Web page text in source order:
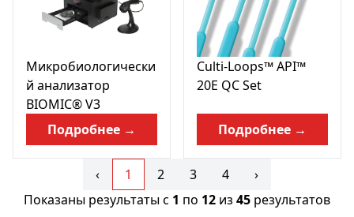
Микробиологически
й анализатор
BIOMIC® V3
Подробнее →
Culti-Loops™ API™
20E QC Set
Подробнее →
‹ 1 2 3 4
›
Показаны результаты с 1 по 12 из 45 результатов